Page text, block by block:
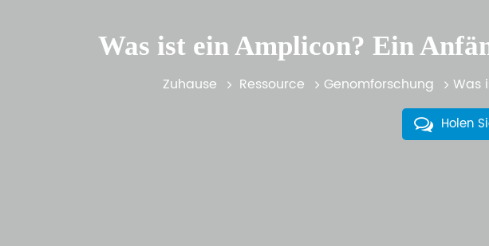
Was ist ein Amplicon? Ein
Zuhause Ressource Genomforschung Was
Holen